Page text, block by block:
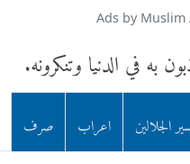
Ads by
به في الدنيا وتنكرونه.
الجلالين اعراب صرف